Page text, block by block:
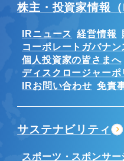
株主・投資家情報（
IRニュース 経営情報
コーポレートガバナン
個人投資家の皆さまへ
ディスクロージャーポ
IRお問い合わせ 免責
サステナビリティ
スポーツ・スポンサー